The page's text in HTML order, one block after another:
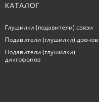
КАТАЛОГ
Глушилки (подавители) связи
Подавители (глушилки) дронов
Подавители (глушилки)
диктофонов